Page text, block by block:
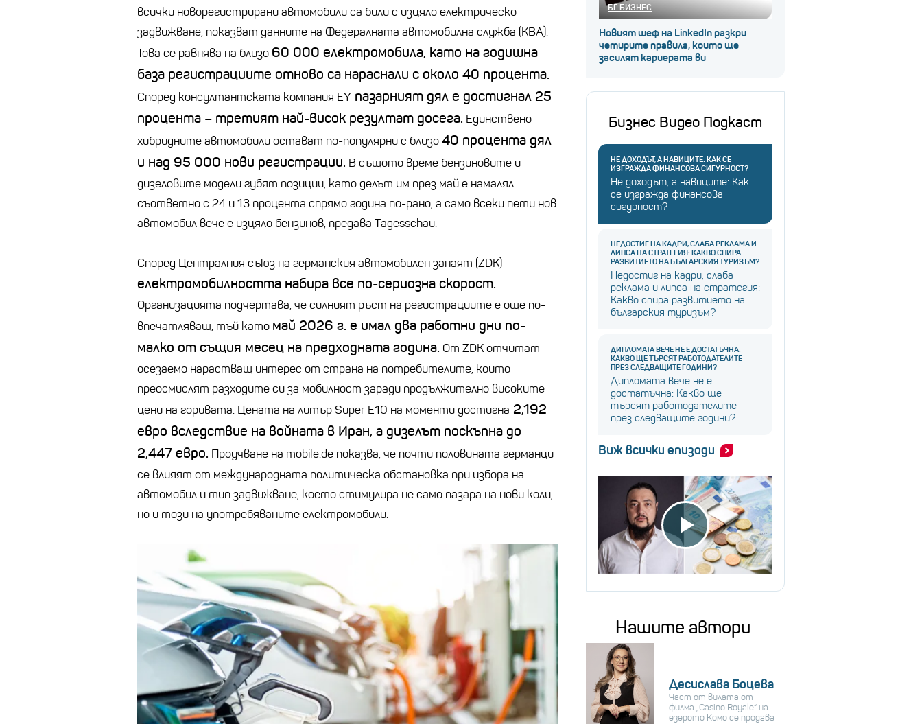
всички новорегистрирани автомобили са били с изцяло електрическо
задвижване, показват данните на Федералната автомобилна служба (KBA).
Това се равнява на близо 60 000 електромобила, като на годишна
база регистрациите отново са нараснали с около 40 процента.
Според консултантската компания EY пазарният дял е достигнал 25
процента – третият най-висок резултат досега. Единствено
хибридните автомобили остават по-популярни с близо40 процента дял
и над 95 000 нови регистрации. В същото време бензиновите и
дизеловите модели губят позиции, като делът им през май е намалял
съответно с 24 и 13 процента спрямо година по-рано, а само всеки пети нов
автомобил вече е изцяло бензинов, предава Тagesschau.
Според Централния съюз на германския автомобилен занаят (ZDK)
електромобилността набира все по-сериозна скорост.
Организацията подчертава, че силният ръст на регистрациите е още по-
впечатляващ, тъй като май 2026 г. е имал два работни дни по-
малко от същия месец на предходната година. От ZDK отчитат
осезаемо нарастващ интерес от страна на потребителите, които
преосмислят разходите си за мобилност заради продължително високите
цени на горивата. Цената на литър Super E10 на моменти достигна 2,192
евро вследствие на войната в Иран, а дизелът поскъпна до
2,447 евро. Проучване на mobile.de показва, че почти половината германци
се влияят от международната политическа обстановка при избора на
автомобил и тип задвижване, което стимулира не само пазара на нови коли,
но и този на употребяваните електромобили.
БГ БИЗНЕС
Новият шеф на LinkedIn разкри
четирите правила, които ще
засилят кариерата ви
Бизнес Видео Подкаст
НЕ ДОХОДЪТ, А НАВИЦИТЕ: КАК СЕ
ИЗГРАЖДА ФИНАНСОВА СИГУРНОСТ?
Не доходът, а навиците: Как
се изгражда финансова
сигурност?
НЕДОСТИГ НА КАДРИ, СЛАБА РЕКЛАМА И
ЛИПСА НА СТРАТЕГИЯ: КАКВО СПИРА
РАЗВИТИЕТО НА БЪЛГАРСКИЯ ТУРИЗЪМ?
Недостиг на кадри, слаба
реклама и липса на стратегия:
Какво спира развитието на
българския туризъм?
ДИПЛОМАТА ВЕЧЕ НЕ Е ДОСТАТЪЧНА:
КАКВО ЩЕ ТЪРСЯТ РАБОТОДАТЕЛИТЕ
ПРЕЗ СЛЕДВАЩИТЕ ГОДИНИ?
Дипломата вече не е
достатъчна: Какво ще
търсят работодателите
през следващите години?
Виж всички епизоди
Нашите автори
Десислава Боцева
Част от вилата от
филма „Casino Royale“ на
езерото Комо се продава